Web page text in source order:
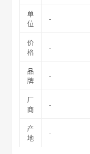
单
位
-
价
格
-
品
牌
-
厂
商
-
产
地
-